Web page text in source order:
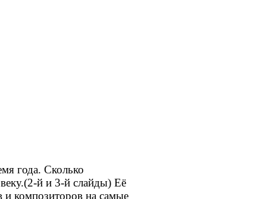
года. Сколько
й и 3-й слайды) Её
на самые